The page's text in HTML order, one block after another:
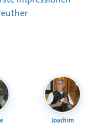
Joachim